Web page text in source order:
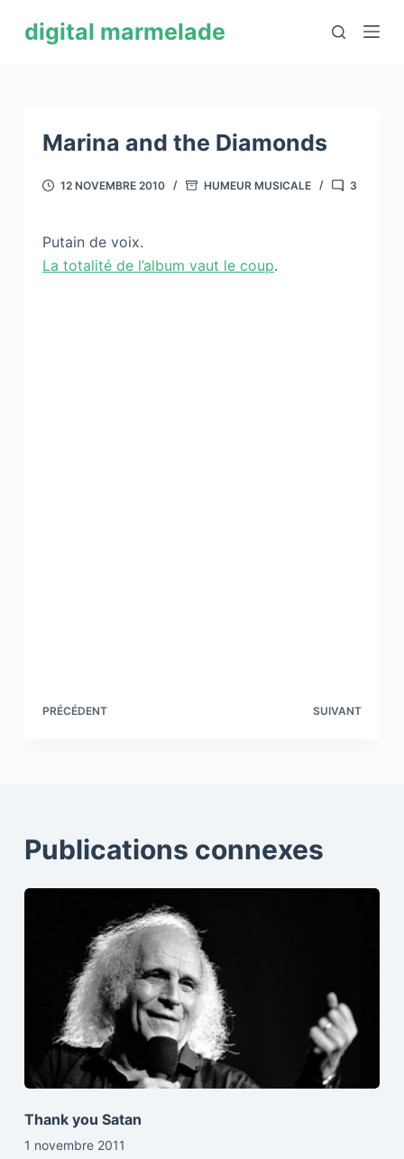
digital marmelade
Marina and the Diamonds
12 NOVEMBRE 2010 HUMEUR MUSICALE 3
Putain de voix.
La totalité de l’album vaut le coup.
PRÉCÉDENT SUIVANT
Publications connexes
Thank you Satan
1 novembre 2011